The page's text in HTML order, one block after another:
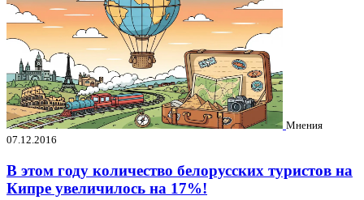
Мнения
07.12.2016
В этом году количество белорусских туристов на
Кипре увеличилось на 17%!